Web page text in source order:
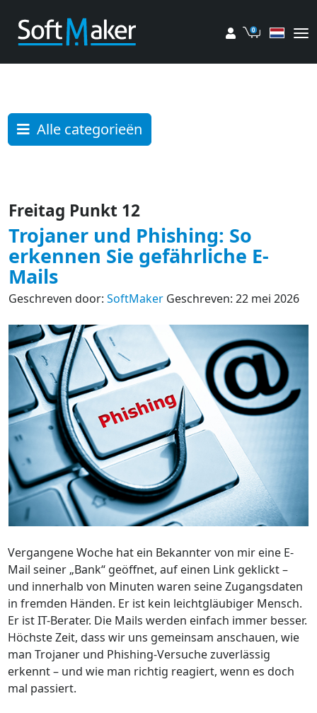
Mijn account
Freitag Punkt 12
Trojaner und Phishing: So
erkennen Sie gefährliche E-
Mails
Geschreven door: SoftMaker Geschreven: 22 mei 2026
Vergangene Woche hat ein Bekannter von mir eine E-
Mail seiner „Bank“ geöffnet, auf einen Link geklickt –
und innerhalb von Minuten waren seine Zugangsdaten
in fremden Händen. Er ist kein leichtgläubiger Mensch.
Er ist IT-Berater. Die Mails werden einfach immer besser.
Höchste Zeit, dass wir uns gemeinsam anschauen, wie
man Trojaner und Phishing-Versuche zuverlässig
erkennt – und wie man richtig reagiert, wenn es doch
mal passiert.
Alle categorieën